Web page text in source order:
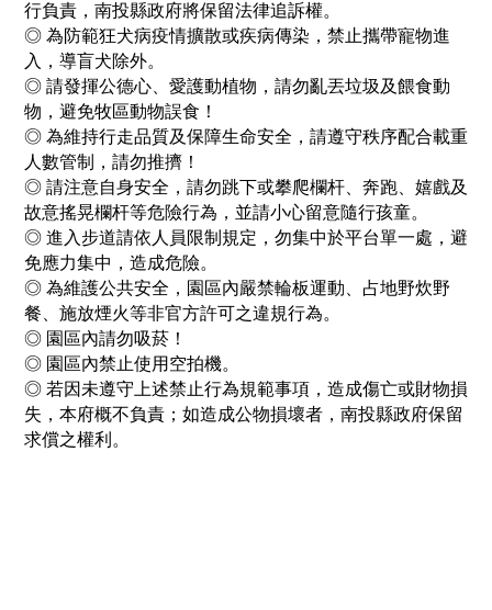
行負責，南投縣政府將保留法律追訴權。
◎ 為防範狂犬病疫情擴散或疾病傳染，禁止攜帶寵物進
入，導盲犬除外。
◎ 請發揮公德心、愛護動植物，請勿亂丟垃圾及餵食動
物，避免牧區動物誤食！
◎ 為維持行走品質及保障生命安全，請遵守秩序配合載重
人數管制，請勿推擠！
◎ 請注意自身安全，請勿跳下或攀爬欄杆、奔跑、嬉戲及
故意搖晃欄杆等危險行為，並請小心留意隨行孩童。
◎ 進入步道請依人員限制規定，勿集中於平台單一處，避
免應力集中，造成危險。
◎ 為維護公共安全，園區內嚴禁輪板運動、占地野炊野
餐、施放煙火等非官方許可之違規行為。
◎ 園區內請勿吸菸！
◎ 園區內禁止使用空拍機。
◎ 若因未遵守上述禁止行為規範事項，造成傷亡或財物損
失，本府概不負責；如造成公物損壞者，南投縣政府保留
求償之權利。